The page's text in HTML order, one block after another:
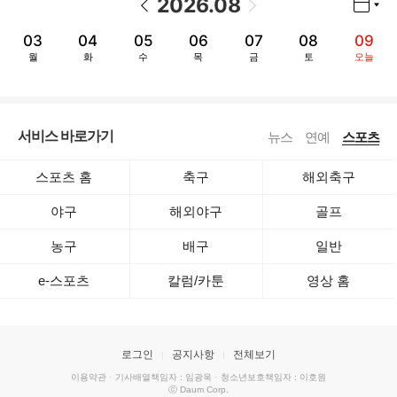
2026.08
03
월
04
화
05
수
06
목
07
금
08
토
09
오늘
서비스 바로가기 뉴스 연예 스포츠
스포츠 홈 축구 해외축구
야구 해외야구 골프
농구 배구 일반
e-스포츠 칼럼/카툰 영상 홈
로그인 공지사항 전체보기
이용약관 · 기사배열책임자 : 임광욱 · 청소년보호책임자 : 이호원
ⓒ Daum Corp.